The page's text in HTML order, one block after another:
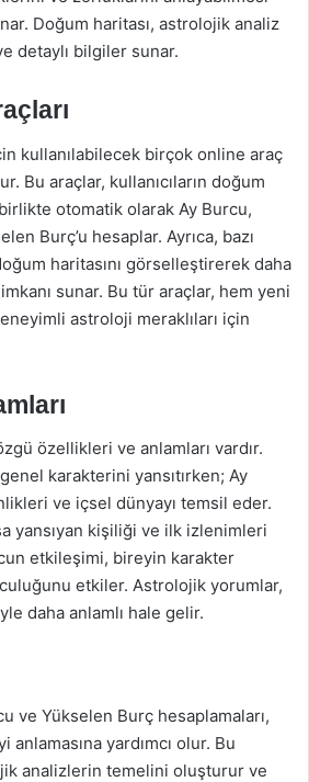
Doğum haritası, astrolojik analiz
detaylı bilgiler sunar.
kullanılabilecek birçok online araç
Bu araçlar, kullanıcıların doğum
otomatik olarak Ay Burcu,
Burç’u hesaplar. Ayrıca, bazı
haritasını görselleştirerek daha
sunar. Bu tür araçlar, hem yeni
astroloji meraklıları için
özellikleri ve anlamları vardır.
karakterini yansıtırken; Ay
ve içsel dünyayı temsil eder.
yansıyan kişiliği ve ilk izlenimleri
etkileşimi, bireyin karakter
etkiler. Astrolojik yorumlar,
daha anlamlı hale gelir.
ve Yükselen Burç hesaplamaları,
yardımcı olur. Bu
analizlerin temelini oluşturur ve